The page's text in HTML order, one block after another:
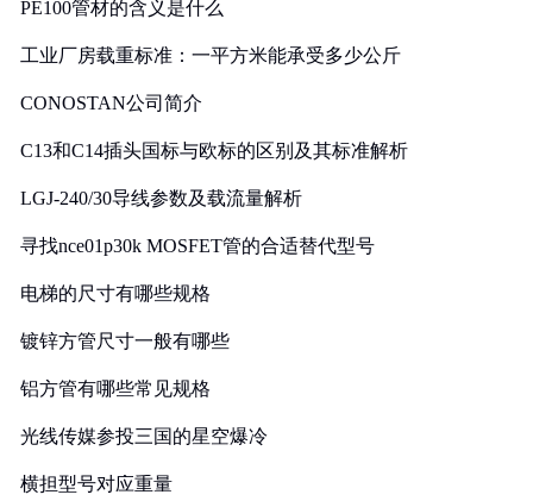
PE100管材的含义是什么
工业厂房载重标准：一平方米能承受多少公斤
CONOSTAN公司简介
C13和C14插头国标与欧标的区别及其标准解析
LGJ-240/30导线参数及载流量解析
寻找nce01p30k MOSFET管的合适替代型号
电梯的尺寸有哪些规格
镀锌方管尺寸一般有哪些
铝方管有哪些常见规格
光线传媒参投三国的星空爆冷
横担型号对应重量